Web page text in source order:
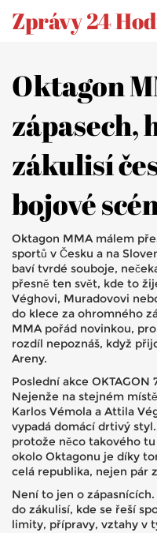
Zprávy 24
Oktagon
zápasech,
zákulisí
bojové
Oktagon MMA málem
sportů v Česku a na
baví tvrdé souboje,
přesně ten svět, kde to
Véghovi, Muradovovi
do klece za ohromného
MMA pořád novinkou,
rozdíl nepoznáš, když
Areny.
Poslední akce OKTAGON
Nejenže na stejném
Karlos Vémola a Attila
vypadá domácí drtivý
protože něco takového
okolo Oktagonu je díky
celá republika, nejen pár
Není to jen o
do zákulisí, kde se řeší
limity, přípravy, vztahy v